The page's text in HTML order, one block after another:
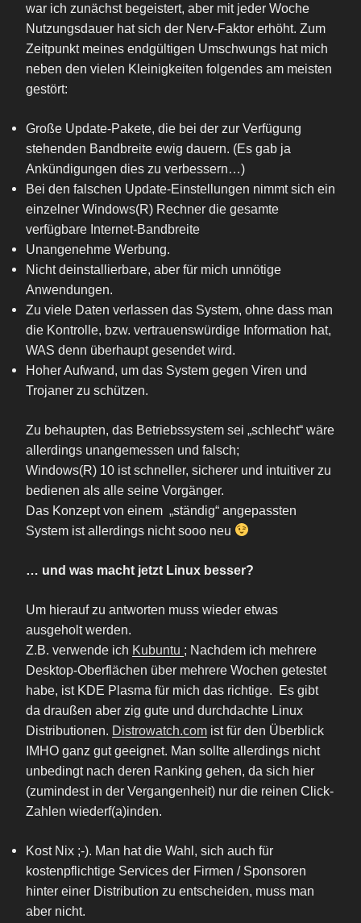
war ich zunächst begeistert, aber mit jeder Woche
Nutzungsdauer hat sich der Nerv-Faktor erhöht. Zum
Zeitpunkt meines endgültigen Umschwungs hat mich
neben den vielen Kleinigkeiten folgendes am meisten
gestört:
Große Update-Pakete, die bei der zur Verfügung
stehenden Bandbreite ewig dauern. (Es gab ja
Ankündigungen dies zu verbessern…)
Bei den falschen Update-Einstellungen nimmt sich ein
einzelner Windows(R) Rechner die gesamte
verfügbare Internet-Bandbreite
Unangenehme Werbung.
Nicht deinstallierbare, aber für mich unnötige
Anwendungen.
Zu viele Daten verlassen das System, ohne dass man
die Kontrolle, bzw. vertrauenswürdige Information hat,
WAS denn überhaupt gesendet wird.
Hoher Aufwand, um das System gegen Viren und
Trojaner zu schützen.
Zu behaupten, das Betriebssystem sei „schlecht“ wäre
allerdings unangemessen und falsch;
Windows(R) 10 ist schneller, sicherer und intuitiver zu
bedienen als alle seine Vorgänger.
Das Konzept von einem „ständig“ angepassten
System ist allerdings nicht sooo neu
… und was macht jetzt Linux besser?
Um hierauf zu antworten muss wieder etwas
ausgeholt werden.
Z.B. verwende ich Kubuntu ; Nachdem ich mehrere
Desktop-Oberflächen über mehrere Wochen getestet
habe, ist KDE Plasma für mich das richtige. Es gibt
da draußen aber zig gute und durchdachte Linux
Distributionen. Distrowatch.com ist für den Überblick
IMHO ganz gut geeignet. Man sollte allerdings nicht
unbedingt nach deren Ranking gehen, da sich hier
(zumindest in der Vergangenheit) nur die reinen Click-
Zahlen wiederf(a)inden.
Kost Nix ;-). Man hat die Wahl, sich auch für
kostenpflichtige Services der Firmen / Sponsoren
hinter einer Distribution zu entscheiden, muss man
aber nicht.